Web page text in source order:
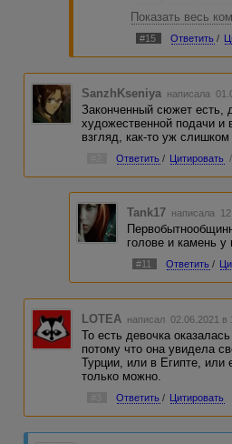
разбираясь в
противоречиях,
Ну и там еще по
Показать весь
#15 Ответить /
SanzhKseniya написала
Законченный сюжет есть,
художественной подачи
взгляд, как-то уж
Ответить / Цитировать /
Tank17 написала
голове и камень у
#11 Ответить /
LOTEA написал 02.06.2021 в
То есть девочка
потому что она увидела
Турции, или в Египте, или
только можно.
Ответить / Цитировать